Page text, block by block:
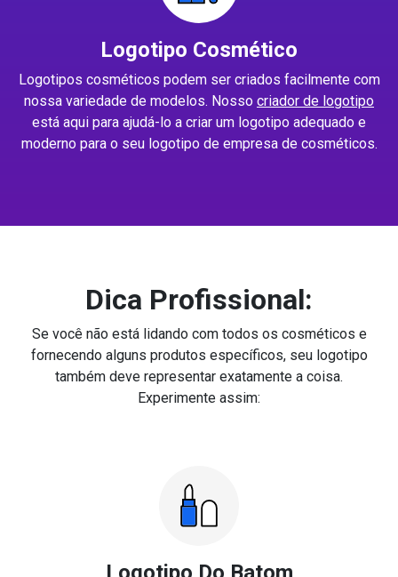
Logotipo Cosmético
Logotipos cosméticos podem ser criados facilmente com
nossa variedade de modelos. Nosso criador de logotipo
está aqui para ajudá-lo a criar um logotipo adequado e
moderno para o seu logotipo de empresa de cosméticos.
Dica Profissional:
Se você não está lidando com todos os cosméticos e
fornecendo alguns produtos específicos, seu logotipo
também deve representar exatamente a coisa.
Experimente assim: